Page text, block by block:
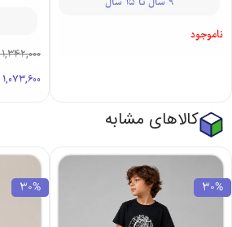
ناموجود
1,342,000
1,073,600
کالاهای مشابه
30%
30%